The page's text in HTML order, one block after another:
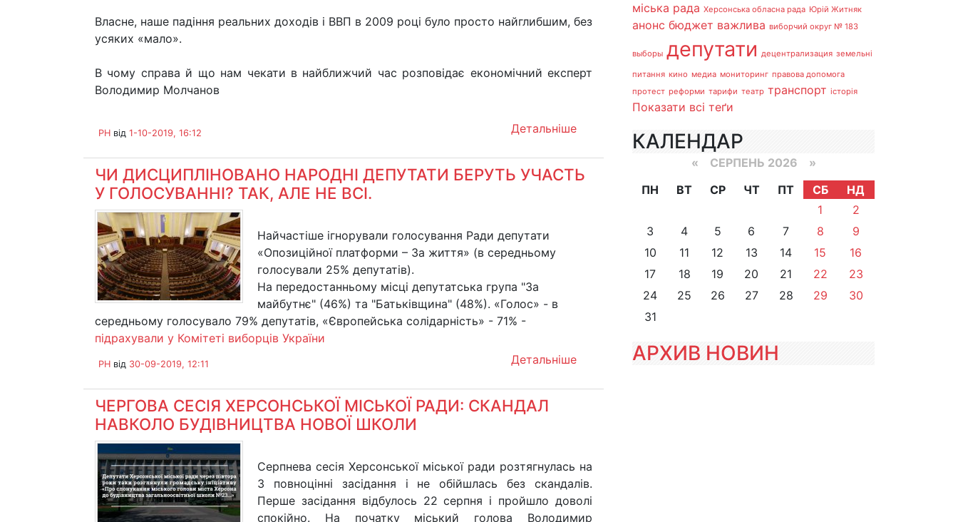
Власне, наше падіння реальних доходів і ВВП в 2009 році було просто найглибшим, без
усяких «мало».
В чому справа й що нам чекати в найближчий час розповідає економічний експерт
Володимир Молчанов
Детальніше
PH від 1-10-2019, 16:12
ЧИ ДИСЦИПЛІНОВАНО НАРОДНІ ДЕПУТАТИ БЕРУТЬ УЧАСТЬ
У ГОЛОСУВАННІ? ТАК, АЛЕ НЕ ВСІ.
Найчастіше ігнорували голосування Ради депутати
«Опозиційної платформи – За життя» (в середньому
голосували 25% депутатів).
На передостанньому місці депутатська група "За
майбутнє" (46%) та "Батьківщина" (48%). «Голос» - в
середньому голосувало 79% депутатів, «Європейська солідарність» - 71% -
підрахували у Комітеті виборців України
Детальніше
PH від 30-09-2019, 12:11
ЧЕРГОВА СЕСІЯ ХЕРСОНСЬКОЇ МІСЬКОЇ РАДИ: СКАНДАЛ
НАВКОЛО БУДІВНИЦТВА НОВОЇ ШКОЛИ
Серпнева сесія Херсонської міської ради розтягнулась на
3 повноцінні засідання і не обійшлась без скандалів.
Перше засідання відбулось 22 серпня і пройшло доволі
спокійно. На початку міський голова Володимир
міська рада Херсонська обласна рада Юрій Житняк
анонс бюджет важлива виборчий округ № 183
выборы депутати децентрализация земельні
питання кино медиа мониторинг правова допомога
протест реформи тарифи театр транспорт історія
Показати всі теґи
КАЛЕНДАР
« СЕРПЕНЬ 2026 »
ПН
ВТ СР ЧТ ПТ СБ
НД
1
2
3
4 5 6 7 8
9
10
11 12 13 14 15
16
17
18 19 20 21 22
23
24
25 26 27 28 29
30
31
АРХИВ НОВИН